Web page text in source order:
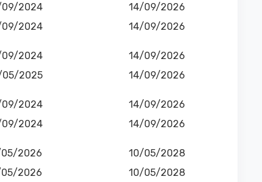
09/2024
14/09/2026
09/2024 14/09/2026
09/2024
14/09/2026
05/2025 14/09/2026
09/2024
14/09/2026
09/2024 14/09/2026
05/2026
10/05/2028
05/2026 10/05/2028